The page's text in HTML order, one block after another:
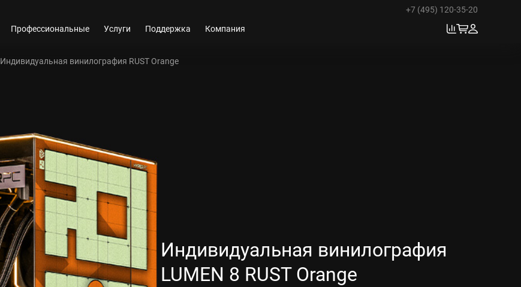
+7 (495) 120-35-20
Профессиональные Услуги Поддержка Компания
Индивидуальная винилография RUST Orange
Индивидуальная винилография
LUMEN 8 RUST Orange